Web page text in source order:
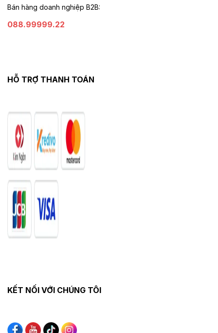
Bán hàng doanh nghiệp B2B:
088.99999.22
HỖ TRỢ THANH TOÁN
KẾT NỐI VỚI CHÚNG TÔI